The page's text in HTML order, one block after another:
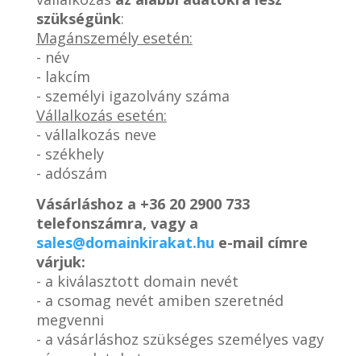
szükségünk:
Magánszemély esetén:
- név
- lakcím
- személyi igazolvány száma
Vállalkozás esetén:
- vállalkozás neve
- székhely
- adószám
Vásárláshoz a +36 20 2900 733
telefonszámra, vagy a
sales@domainkirakat.hu e-mail címre
várjuk:
- a kiválasztott domain nevét
- a csomag nevét amiben szeretnéd
megvenni
- a vásárláshoz szükséges személyes vagy